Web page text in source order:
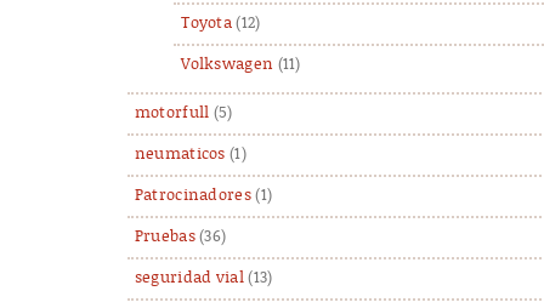
Toyota (12)
Volkswagen (11)
motorfull (5)
neumaticos (1)
Patrocinadores(1)
Pruebas(36)
seguridad vial(13)